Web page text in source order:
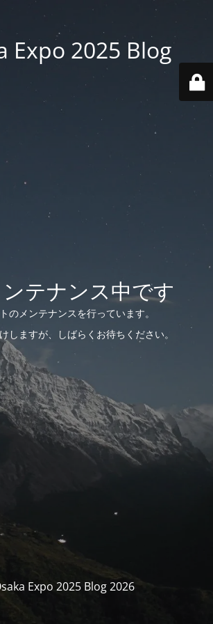
Expo 2025 Blog
テナンス中です
のメンテナンスを行っています。
しますが、しばらくお待ちください。
Expo 2025 Blog 2026